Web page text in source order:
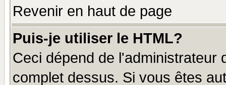
Revenir en haut de page
Puis-je utiliser le HTML?
Ceci dépend de l'administrateur
complet dessus. Si vous êtes